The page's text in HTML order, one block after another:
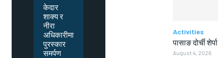
केदार
शाक्य र
नीरा
अधिकारीमा
पुरस्कार
समर्पण
Activities
पासाङ दोर्ची
August 4, 2026